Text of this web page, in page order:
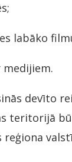
labāko
devīto
teritorijā